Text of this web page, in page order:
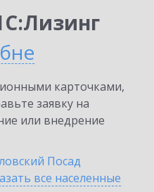
карточками,
заявку на
или внедрение
Посад
все населенные